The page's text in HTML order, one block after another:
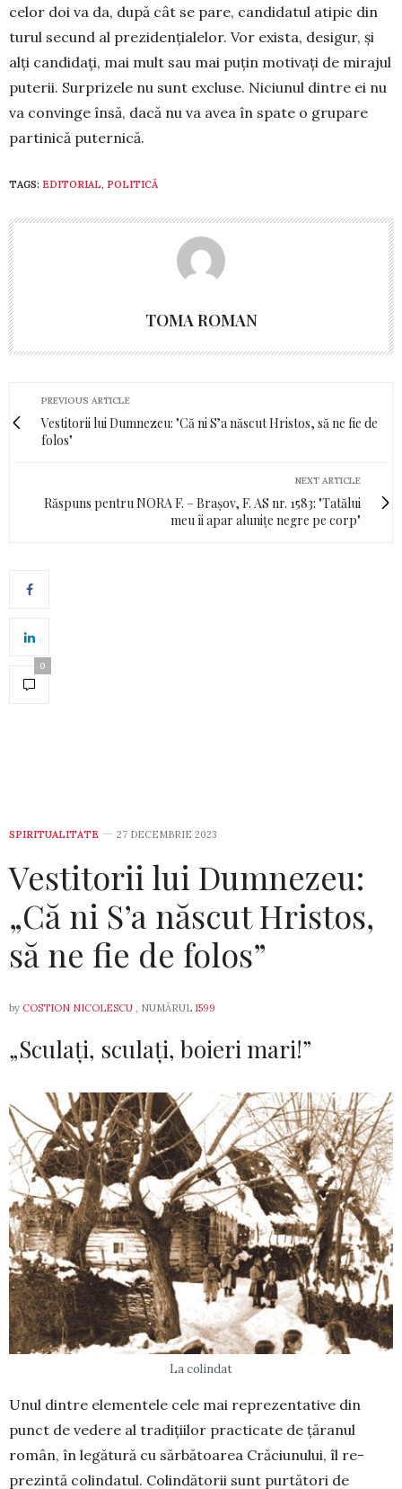
celor doi va da, după cât se pare, candidatul atipic din
turul secund al prezidenţialelor. Vor exista, de­si­gur, și
alţi candidaţi, mai mult sau mai puţin moti­vaţi de mirajul
puterii. Surprizele nu sunt excluse. Niciunul dintre ei nu
va convinge însă, dacă nu va avea în spate o grupare
partinică puternică.
TAGS: EDITORIAL, POLITICĂ
TOMA ROMAN
PREVIOUS ARTICLE
Vestitorii lui Dumnezeu: "Că ni S’a născut Hristos, să ne fie de
folos"
NEXT ARTICLE
Răspuns pentru NORA F. – Brașov, F. AS nr. 1583: "Tatălui
meu îi apar alunițe negre pe corp"
0
SPIRITUALITATE 27 DECEMBRIE 2023
Vestitorii lui Dumnezeu:
„Că ni S’a născut Hristos,
să ne fie de folos”
by COSTION NICOLESCU , NUMĂRUL 1599
„Sculați, sculați, boieri mari!”
La colindat
Unul dintre elementele cele mai repre­zentative din
punct de vedere al tradiţiilor prac­ticate de ţăranul
român, în legătură cu sărbătoarea Crăciu­nu­lui, îl re­
prezintă colindatul. Colin­dă­to­rii sunt purtători de